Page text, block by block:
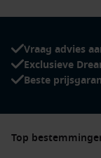
Vraag advies
Exclusieve
Beste
Top